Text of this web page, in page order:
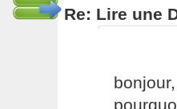
Re: Lire une
bonjour,